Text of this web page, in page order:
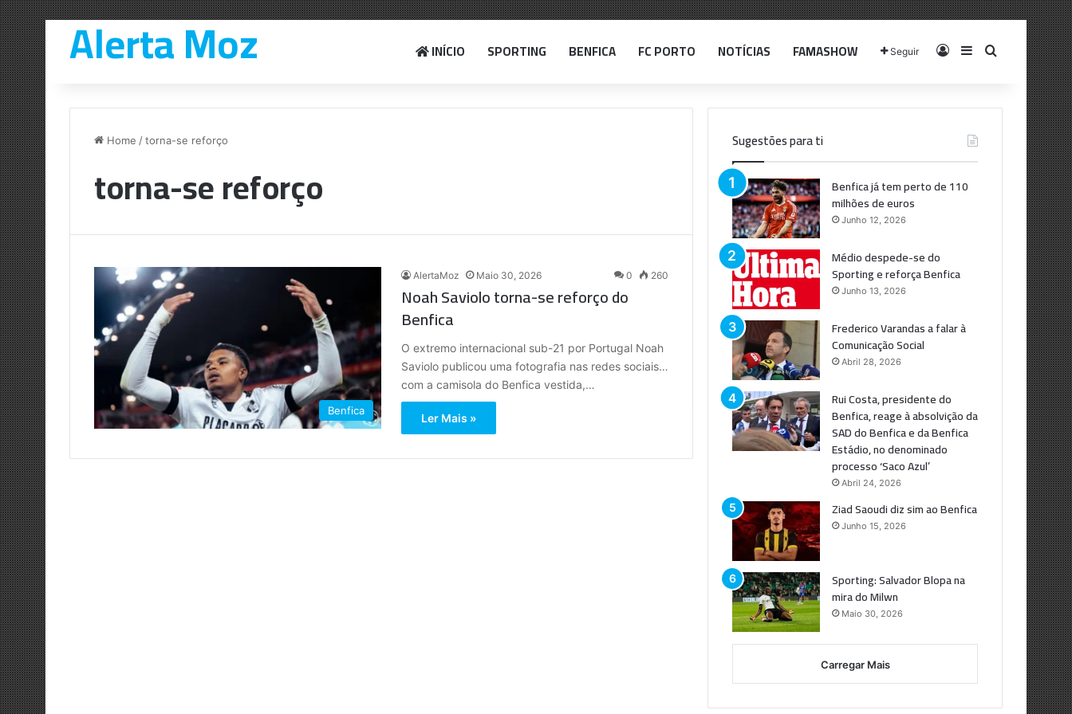
Alerta Moz INÍCIO SPORTING BENFICA FC PORTO NOTÍCIAS FAMASHOW Seguir Log InSidebarPesquisar
Home /torna-se reforço
torna-se reforço
Benfica
AlertaMoz Maio 30, 2026 0 260
Noah Saviolo torna-se reforço do
Benfica
O extremo internacional sub-21 por Portugal Noah
Saviolo publicou uma fotografia nas redes sociais…
com a camisola do Benfica vestida,…
Ler Mais »
Sugestões para ti
Benfica já tem perto de 110
milhões de euros
Junho 12, 2026
Médio despede-se do
Sporting e reforça Benfica
Junho 13, 2026
Frederico Varandas a falar à
Comunicação Social
Abril 28, 2026
Rui Costa, presidente do
Benfica, reage à absolvição da
SAD do Benfica e da Benfica
Estádio, no denominado
processo ‘Saco Azul’
Abril 24, 2026
Ziad Saoudi diz sim ao Benfica
Junho 15, 2026
Sporting: Salvador Blopa na
mira do Milwn
Maio 30, 2026
Carregar Mais